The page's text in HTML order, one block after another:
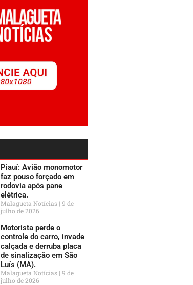
Piauí: Avião monomotor
faz pouso forçado em
rodovia após pane
elétrica.
Malagueta Notícias 9 de
julho de 2026
Motorista perde o
controle do carro, invade
calçada e derruba placa
de sinalização em São
Luís (MA).
Malagueta Notícias 9 de
julho de 2026